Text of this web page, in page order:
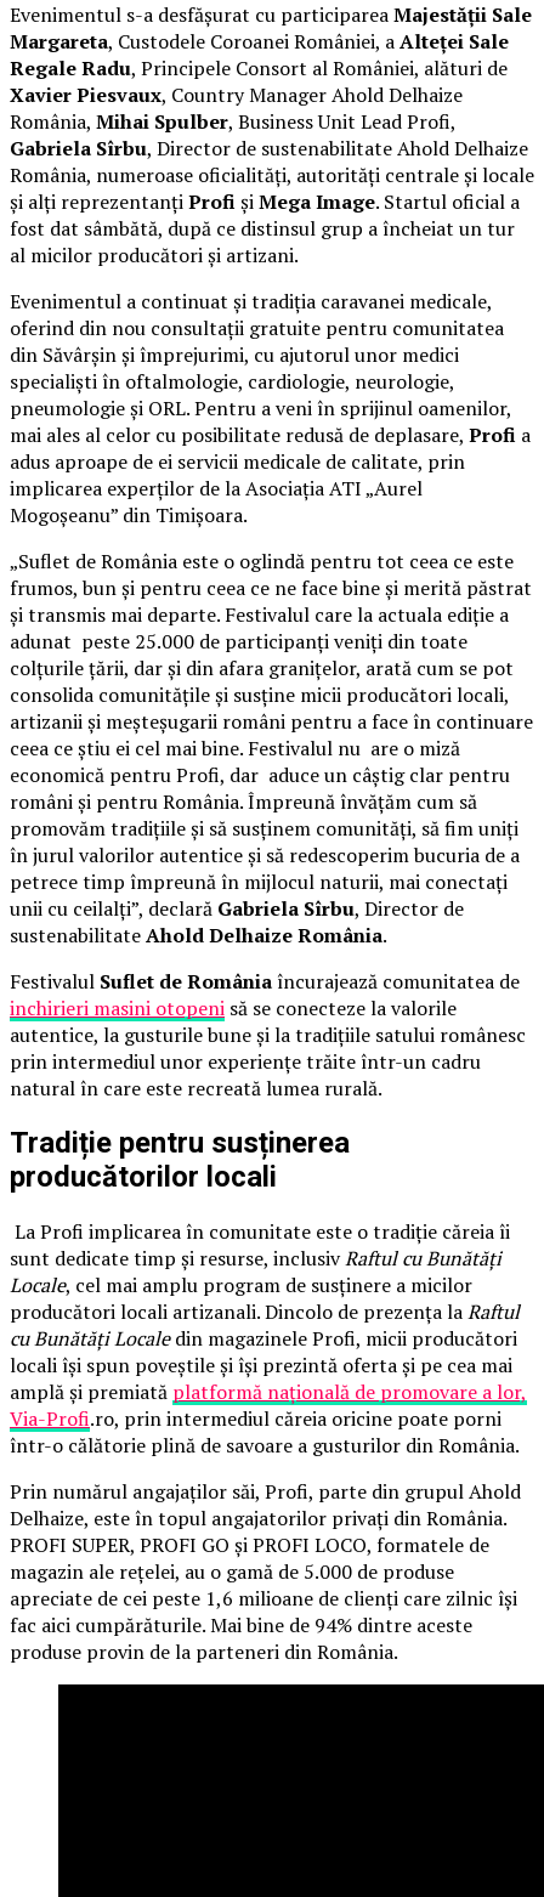
Evenimentul s-a desfășurat cu participareaMajestății Sale
Margareta, Custodele Coroanei României, aAlteței Sale
Regale Radu, Principele Consort al României, alături de
Xavier Piesvaux, Country Manager Ahold Delhaize
România, Mihai Spulber, Business Unit Lead Profi,
Gabriela Sîrbu, Director de sustenabilitate Ahold Delhaize
România, numeroase oficialități, autorități centrale și locale
și alți reprezentanțiProfișiMega Image. Startul oficial a
fost dat sâmbătă, după ce distinsul grup a încheiat un tur
al micilor producători și artizani.
Evenimentul a continuat și tradiția caravanei medicale,
oferind din nou consultații gratuite pentru comunitatea
din Săvârșin și împrejurimi, cu ajutorul unor medici
specialiști în oftalmologie, cardiologie, neurologie,
pneumologie și ORL. Pentru a veni în sprijinul oamenilor,
mai ales al celor cu posibilitate redusă de deplasare, Profi a
adus aproape de ei servicii medicale de calitate, prin
implicarea experților de la Asociația ATI „Aurel
Mogoșeanu” din Timișoara.
„Suflet de România este o oglindă pentru tot ceea ce este
frumos, bun și pentru ceea ce ne face bine și merită păstrat
și transmis mai departe. Festivalul care la actuala ediție a
adunat peste 25.000 de participanți veniți din toate
colțurile țării, dar și din afara granițelor, arată cum se pot
consolida comunitățile și susține micii producători locali,
artizanii și meșteșugarii români pentru a face în continuare
ceea ce știu ei cel mai bine. Festivalul nu are o miză
economică pentru Profi, dar aduce un câștig clar pentru
români și pentru România. Împreună învățăm cum să
promovăm tradițiile și să susținem comunități, să fim uniți
în jurul valorilor autentice și să redescoperim bucuria de a
petrece timp împreună în mijlocul naturii, mai conectați
unii cu ceilalți”, declară Gabriela Sîrbu, Director de
sustenabilitateAhold Delhaize România.
Festivalul Suflet de Româniaîncurajează comunitatea de
inchirieri masini otopeni să se conecteze la valorile
autentice, la gusturile bune și la tradițiile satului românesc
prin intermediul unor experiențe trăite într-un cadru
natural în care este recreată lumea rurală.
Tradiție pentru susținerea
producătorilor locali
La Profi implicarea în comunitate este o tradiție căreia îi
sunt dedicate timp și resurse, inclusivRaftul cu Bunătăți
Locale, cel mai amplu program de susținere a micilor
producători locali artizanali. Dincolo de prezența laRaftul
cu Bunătăți Localedin magazinele Profi, micii producători
locali își spun poveștile și își prezintă oferta și pe cea mai
amplă și premiată platformă națională de promovare a lor,
Via-Profi.ro, prin intermediul căreia oricine poate porni
într-o călătorie plină de savoare a gusturilor din România.
Prin numărul angajaților săi, Profi, parte din grupul Ahold
Delhaize, este în topul angajatorilor privați din România.
PROFI SUPER, PROFI GO și PROFI LOCO, formatele de
magazin ale rețelei, au o gamă de 5.000 de produse
apreciate de cei peste 1,6 milioane de clienți care zilnic își
fac aici cumpărăturile. Mai bine de 94% dintre aceste
produse provin de la parteneri din România.